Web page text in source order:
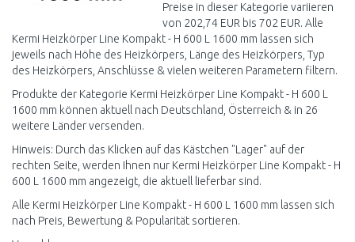
Preise in dieser Kategorie variieren
von 202,74 EUR bis 702 EUR. Alle
Kermi Heizkörper Line Kompakt - H 600 L 1600 mm lassen sich
jeweils nach Höhe des Heizkörpers, Länge des Heizkörpers, Typ
des Heizkörpers, Anschlüsse & vielen weiteren Parametern filtern.
Produkte der Kategorie Kermi Heizkörper Line Kompakt - H 600 L
1600 mm können aktuell nach Deutschland, Österreich & in 26
weitere Länder versenden.
Hinweis: Durch das Klicken auf das Kästchen "Lager" auf der
rechten Seite, werden Ihnen nur Kermi Heizkörper Line Kompakt - H
600 L 1600 mm angezeigt, die aktuell lieferbar sind.
Alle Kermi Heizkörper Line Kompakt - H 600 L 1600 mm lassen sich
nach Preis, Bewertung & Popularität sortieren.